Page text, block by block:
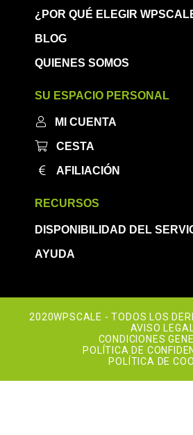
¿POR QUÉ ELEGIR
BLOG
QUIENES SOMOS
SU ESPACIO PERSONAL
MI CUENTA
CESTA
AFILIACIÓN
RECURSOS
DISPONIBILIDAD DEL
AYUDA
2020WPSCALE - TODOS LOS
AVISO LEGAL
CONDICIONES
POLÍTICA DE
POLÍTICA DE